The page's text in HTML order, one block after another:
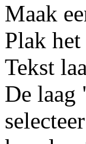
Maak
Plak
Tekst
De laag